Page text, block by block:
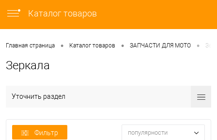
Каталог товаров
Главная страница • Каталог товаров • ЗАПЧАСТИ ДЛЯ МОТО •
Зеркала
Уточнить раздел
Фильтр популярности